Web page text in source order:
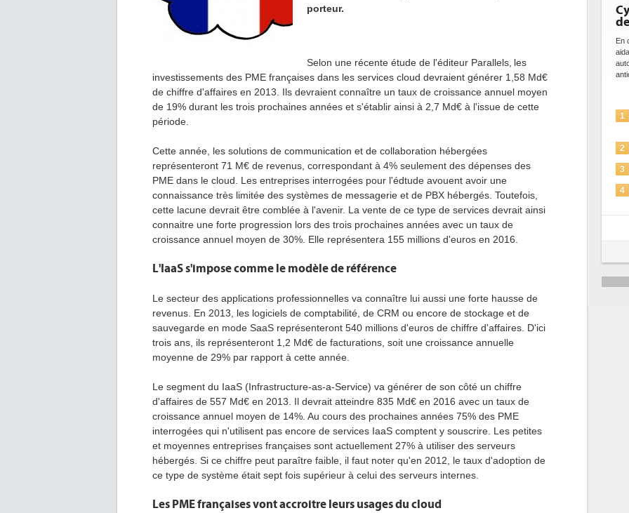
porteur.
Selon une récente étude de l'éditeur Parallels, les
investissements des PME françaises dans les services cloud devraient générer 1,58 Md€
de chiffre d'affaires en 2013. Ils devraient connaître un taux de croissance annuel moyen
de 19% durant les trois prochaines années et s'établir ainsi à 2,7 Md€ à l'issue de cette
période.
Cette année, les solutions de communication et de collaboration hébergées
représenteront 71 M€ de revenus, correspondant à 4% seulement des dépenses des
PME dans le cloud. Les entreprises interrogées pour l'édtude avouent avoir une
connaissance très limitée des systèmes de messagerie et de PBX hébergés. Toutefois,
cette lacune devrait être comblée à l'avenir. La vente de ce type de services devrait ainsi
connaitre une forte progression lors des trois prochaines années avec un taux de
croissance annuel moyen de 30%. Elle représentera 155 millions d'euros en 2016.
L'IaaS s'impose comme le modèle de référence
Le secteur des applications professionnelles va connaître lui aussi une forte hausse de
revenus. En 2013, les logiciels de comptabilité, de CRM ou encore de stockage et de
sauvegarde en mode SaaS représenteront 540 millions d'euros de chiffre d'affaires. D'ici
trois ans, ils représenteront 1,2 Md€ de facturations, soit une croissance annuelle
moyenne de 29% par rapport à cette année.
Le segment du IaaS (Infrastructure-as-a-Service) va générer de son côté un chiffre
d'affaires de 557 Md€ en 2013. Il devrait atteindre 835 Md€ en 2016 avec un taux de
croissance annuel moyen de 14%. Au cours des prochaines années 75% des PME
interrogées qui n'utilisent pas encore de services IaaS comptent y souscrire. Les petites
et moyennes entreprises françaises sont actuellement 27% à utiliser des serveurs
hébergés. Si ce chiffre peut paraître faible, il faut noter qu'en 2012, le taux d'adoption de
ce type de système était sept fois supérieur à celui des serveurs internes.
Les PME françaises vont accroitre leurs usages du cloud
automatiser les processus de sécurité, à simuler et
anticiper les...
L'IA, déjà bien présente dans les
2 La sécurité des IA en question
3 Sécuriser les IA par l'IA
IA et conformité : un défi crucial
pour les entreprises
5
Une IA de confiance pour une IA
plus sûre ?
ce
2
6